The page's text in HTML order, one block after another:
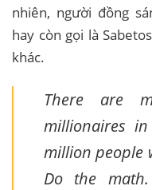
nhiên, người đồng
hay còn gọi là
khác.
There are
millionaires
million people
Do the math.